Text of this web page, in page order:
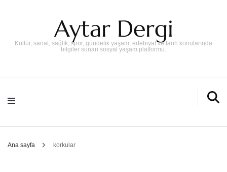
Aytar Dergi
Kültür, sanat, sağlık, spor, gündelik yaşam, edebiyat ve tarih konularında
bilgiler sunan sosyal yaşam platformu.
Ana sayfa korkular